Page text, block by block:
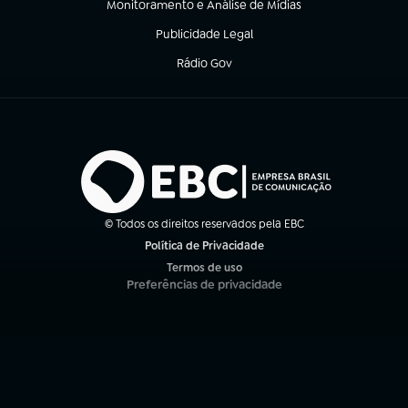
Monitoramento e Análise de Mídias
(abre em nova aba)
Publicidade Legal
(abre em nova aba)
Rádio Gov
(abre em nova aba)
© Todos os direitos reservados pela EBC
Política de Privacidade
Termos de uso
(abre em nova aba)
Preferências de privacidade